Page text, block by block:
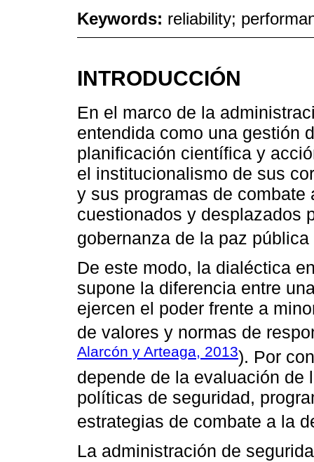
Keywords: reliability;
INTRODUCCIÓN
En el marco de la
entendida como una gestión
planificación científica y
el institucionalismo de sus
y sus programas de
cuestionados y desplazados
gobernanza de la paz pública
De este modo, la dialéctica
supone la diferencia entre
ejercen el poder frente a
de valores y normas de
Alarcón y Arteaga, 2013). Por
depende de la evaluación de
políticas de seguridad,
estrategias de combate a la
La administración de